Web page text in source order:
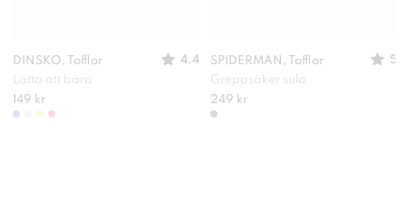
DINSKO, Tofflor
4.4
Lätta att bära
149 kr
SPIDERMAN, Tofflor
5
Greppsäker sula
249 kr